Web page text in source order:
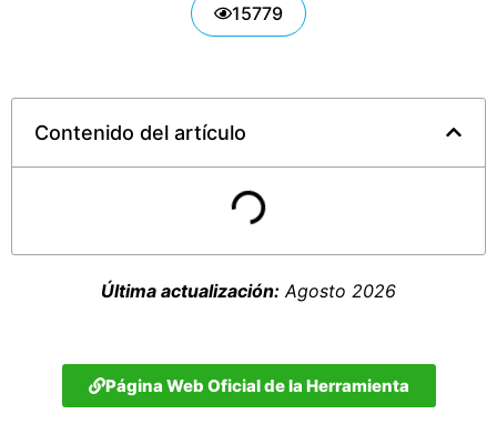
15779
Contenido del artículo
Última actualización: Agosto 2026
Página Web Oficial de la Herramienta